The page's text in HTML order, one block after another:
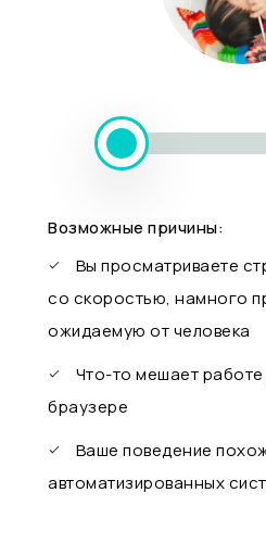
Возможные причины:
Вы просматриваете
со скоростью, намного
ожидаемую от человека
Что-то мешает
браузере
Ваше поведение
автоматизированных